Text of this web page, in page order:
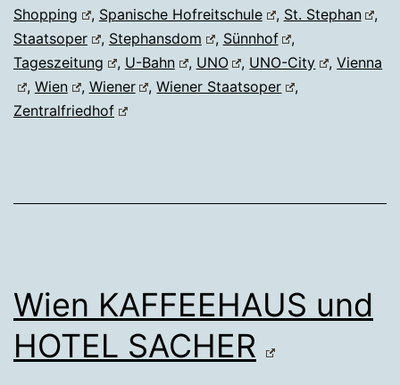
Shopping , Spanische Hofreitschule , St. Stephan
,
Staatsoper
, Stephansdom , Sünnhof
,
Tageszeitung
, U-Bahn , UNO , UNO-City ,Vienna
, Wien , Wiener ,Wiener Staatsoper
,
Zentralfriedhof
Wien KAFFEEHAUS und
HOTEL SACHER